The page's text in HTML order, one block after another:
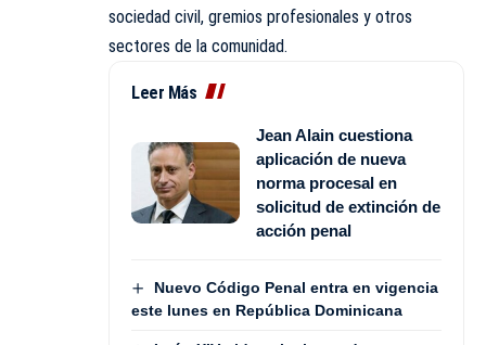
sociedad civil, gremios profesionales y otros
sectores de la comunidad.
Leer Más
Jean Alain cuestiona
aplicación de nueva
norma procesal en
solicitud de extinción de
acción penal
Nuevo Código Penal entra en vigencia
este lunes en República Dominicana